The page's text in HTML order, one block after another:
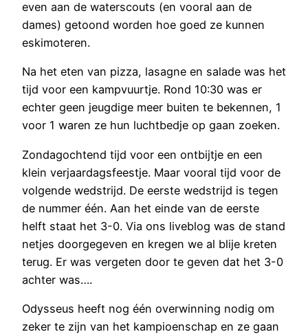
even aan de waterscouts (en vooral aan de
dames) getoond worden hoe goed ze kunnen
eskimoteren.
Na het eten van pizza, lasagne en salade was het
tijd voor een kampvuurtje. Rond 10:30 was er
echter geen jeugdige meer buiten te bekennen, 1
voor 1 waren ze hun luchtbedje op gaan zoeken.
Zondagochtend tijd voor een ontbijtje en een
klein verjaardagsfeestje. Maar vooral tijd voor de
volgende wedstrijd. De eerste wedstrijd is tegen
de nummer één. Aan het einde van de eerste
helft staat het 3-0. Via ons liveblog was de stand
netjes doorgegeven en kregen we al blije kreten
terug. Er was vergeten door te geven dat het 3-0
achter was….
Odysseus heeft nog één overwinning nodig om
zeker te zijn van het kampioenschap en ze gaan